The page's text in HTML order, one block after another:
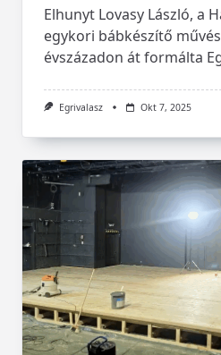
Elhunyt Lovasy László, a
egykori bábkészítő
évszázadon át formálta
Egrivalasz Okt 7, 2025